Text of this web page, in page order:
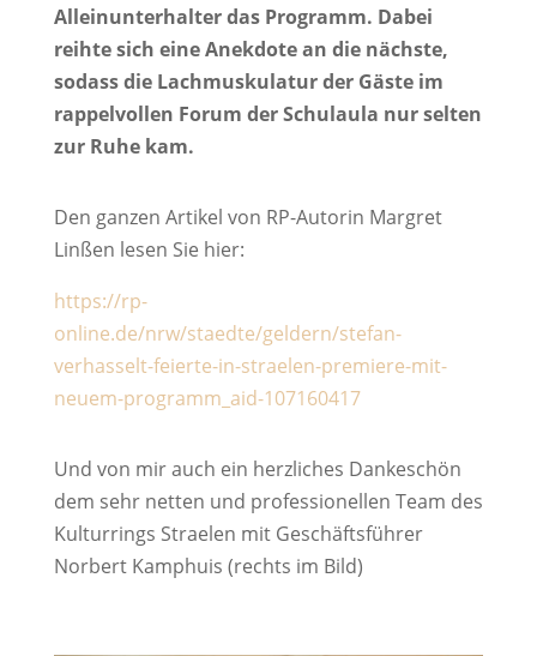
Alleinunterhalter das Programm. Dabei
reihte sich eine Anekdote an die nächste,
sodass die Lachmuskulatur der Gäste im
rappelvollen Forum der Schulaula nur selten
zur Ruhe kam.
Den ganzen Artikel von RP-Autorin Margret
Linßen lesen Sie hier:
https://rp-
online.de/nrw/staedte/geldern/stefan-
verhasselt-feierte-in-straelen-premiere-mit-
neuem-programm_aid-107160417
Und von mir auch ein herzliches Dankeschön
dem sehr netten und professionellen Team des
Kulturrings Straelen mit Geschäftsführer
Norbert Kamphuis (rechts im Bild)